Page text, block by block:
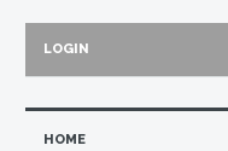
LOGIN
HOME